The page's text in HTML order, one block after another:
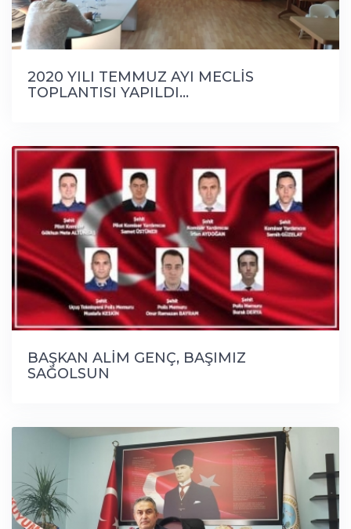
2020 YILI TEMMUZ AYI MECLİS
TOPLANTISI YAPILDI...
BAŞKAN ALİM GENÇ, BAŞIMIZ
SAĞOLSUN